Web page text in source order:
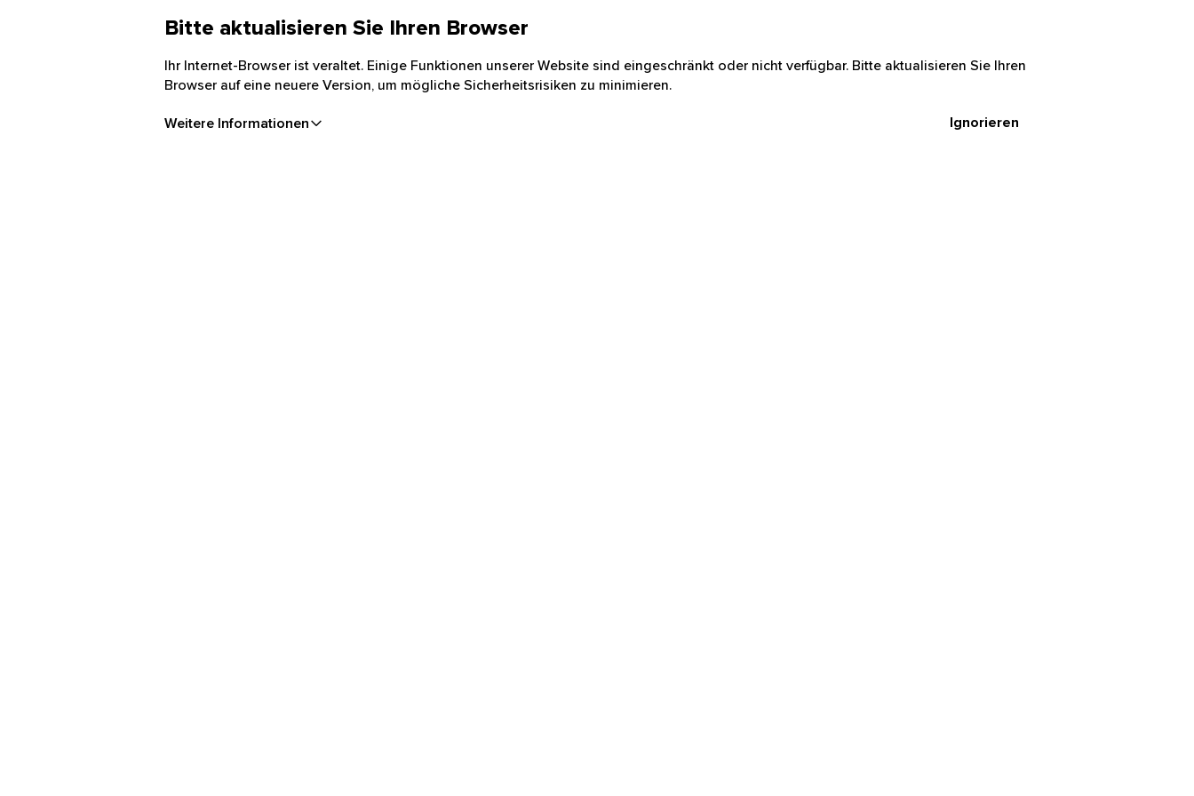
Bitte aktualisieren Sie Ihren Browser
Ihr Internet-Browser ist veraltet. Einige Funktionen unserer Website sind eingeschränkt oder nicht verfügbar. Bitte aktualisieren Sie Ihren
Browser auf eine neuere Version, um mögliche Sicherheitsrisiken zu minimieren.
Weitere Informationen Ignorieren